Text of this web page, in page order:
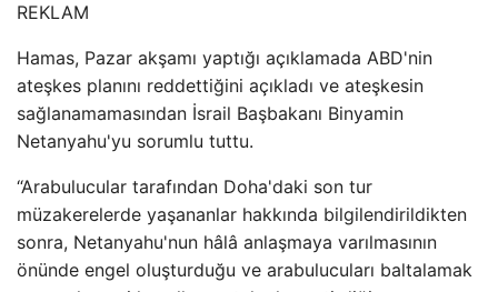
REKLAM
Hamas, Pazar akşamı yaptığı açıklamada ABD'nin
ateşkes planını reddettiğini açıkladı ve ateşkesin
sağlanamamasından İsrail Başbakanı Binyamin
Netanyahu'yu sorumlu tuttu.
“Arabulucular tarafından Doha'daki son tur
müzakerelerde yaşananlar hakkında bilgilendirildikten
sonra, Netanyahu'nun hâlâ anlaşmaya varılmasının
önünde engel oluşturduğu ve arabulucuları baltalamak